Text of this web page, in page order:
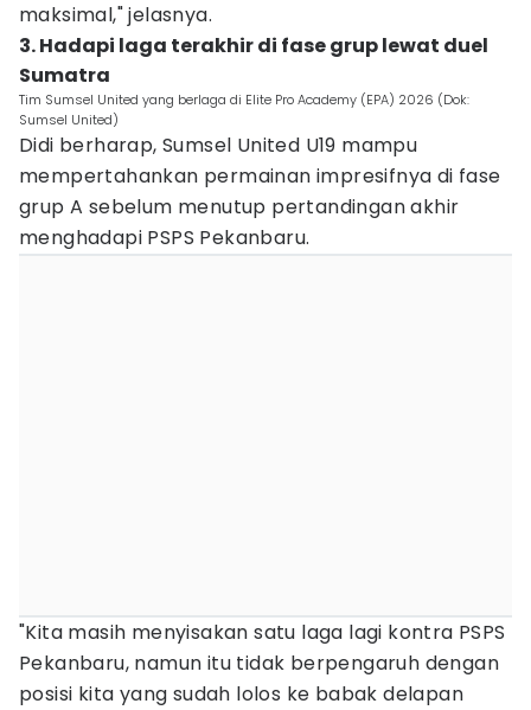
maksimal," jelasnya.
3. Hadapi laga terakhir di fase grup lewat duel
Sumatra
Tim Sumsel United yang berlaga di Elite Pro Academy (EPA) 2026 (Dok:
Sumsel United)
Didi berharap, Sumsel United U19 mampu
mempertahankan permainan impresifnya di fase
grup A sebelum menutup pertandingan akhir
menghadapi PSPS Pekanbaru.
"Kita masih menyisakan satu laga lagi kontra PSPS
Pekanbaru, namun itu tidak berpengaruh dengan
posisi kita yang sudah lolos ke babak delapan